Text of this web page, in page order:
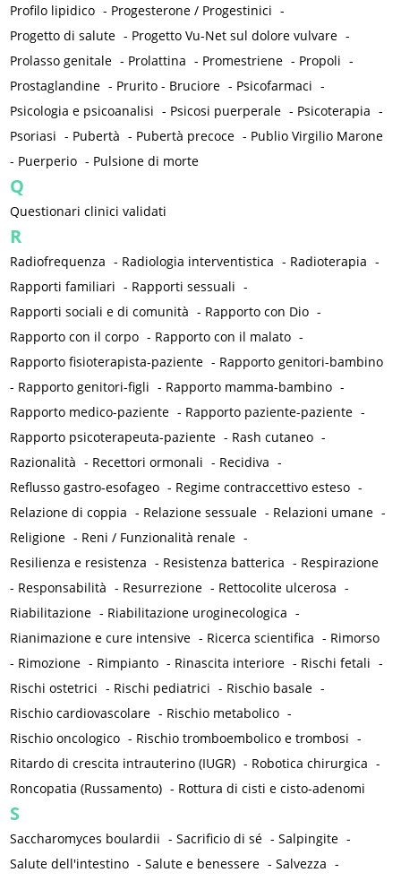
Profilo lipidico - Progesterone / Progestinici -
Progetto di salute - Progetto Vu-Net sul dolore vulvare -
Prolasso genitale - Prolattina - Promestriene - Propoli -
Prostaglandine - Prurito - Bruciore - Psicofarmaci -
Psicologia e psicoanalisi - Psicosi puerperale - Psicoterapia -
Psoriasi - Pubertà - Pubertà precoce - Publio Virgilio Marone
- Puerperio - Pulsione di morte
Q
Questionari clinici validati
R
Radiofrequenza - Radiologia interventistica - Radioterapia -
Rapporti familiari - Rapporti sessuali -
Rapporti sociali e di comunità - Rapporto con Dio -
Rapporto con il corpo - Rapporto con il malato -
Rapporto fisioterapista-paziente - Rapporto genitori-bambino
- Rapporto genitori-figli - Rapporto mamma-bambino -
Rapporto medico-paziente - Rapporto paziente-paziente -
Rapporto psicoterapeuta-paziente - Rash cutaneo -
Razionalità - Recettori ormonali - Recidiva -
Reflusso gastro-esofageo - Regime contraccettivo esteso -
Relazione di coppia - Relazione sessuale - Relazioni umane -
Religione - Reni / Funzionalità renale -
Resilienza e resistenza - Resistenza batterica - Respirazione
- Responsabilità - Resurrezione - Rettocolite ulcerosa -
Riabilitazione - Riabilitazione uroginecologica -
Rianimazione e cure intensive - Ricerca scientifica - Rimorso
- Rimozione - Rimpianto - Rinascita interiore - Rischi fetali -
Rischi ostetrici - Rischi pediatrici - Rischio basale -
Rischio cardiovascolare - Rischio metabolico -
Rischio oncologico - Rischio tromboembolico e trombosi -
Ritardo di crescita intrauterino (IUGR) - Robotica chirurgica -
Roncopatia (Russamento) - Rottura di cisti e cisto-adenomi
S
Saccharomyces boulardii -Sacrificio di sé -Salpingite -
Salute dell'intestino -Salute e benessere -Salvezza -